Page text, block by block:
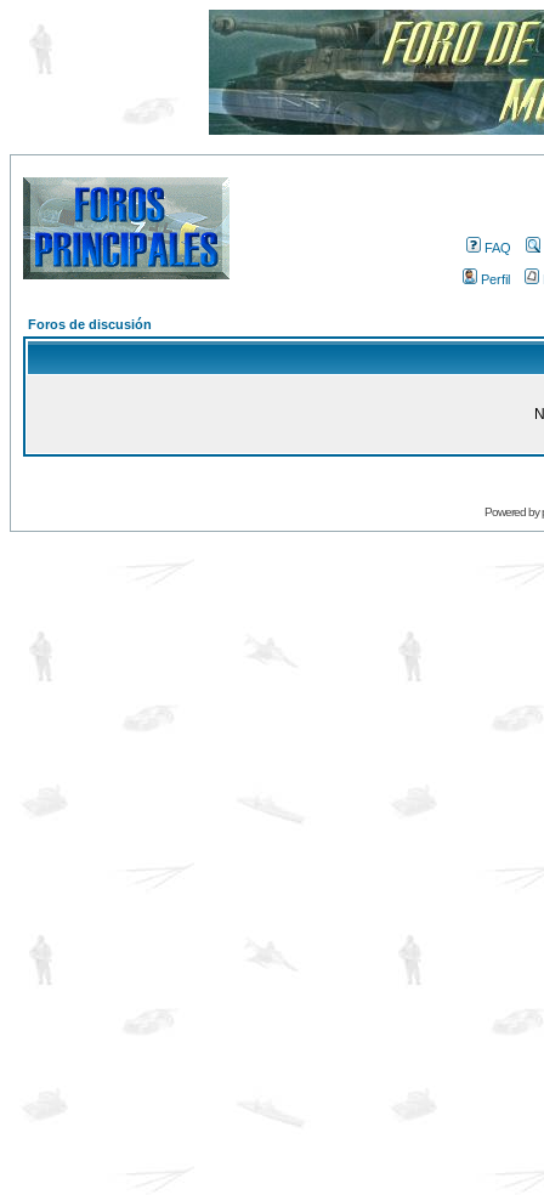
FAQ
Perfil
Foros de discusión
Powered by